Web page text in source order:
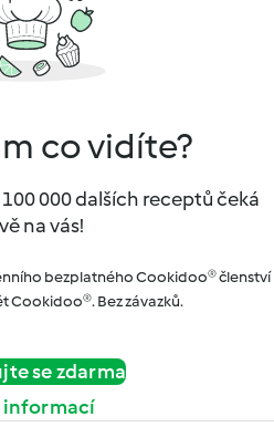
co vidíte?
000 dalších receptů čeká
na vás!
bezplatného Cookidoo® členství
Cookidoo®. Bez závazků.
se zdarma
informací